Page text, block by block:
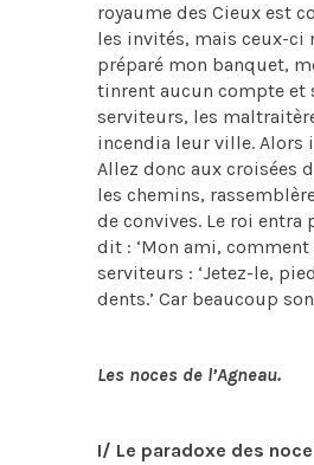
royaume des Cieux est
les invités, mais ceux-ci
préparé mon banquet,
tinrent aucun compte et
serviteurs, les
incendia leur ville. Alors
Allez donc aux croisées
les chemins,
de convives. Le roi
dit : ‘Mon ami,
serviteurs : ‘Jetez-le,
dents.’ Car beaucoup
Les noces de l’Agneau.
I/ Le paradoxe des